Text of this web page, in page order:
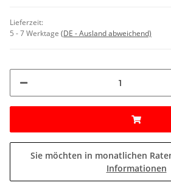
Lieferzeit:
5 - 7 Werktage (DE - Ausland abweichend)
Sie möchten in monatlichen
Informationen